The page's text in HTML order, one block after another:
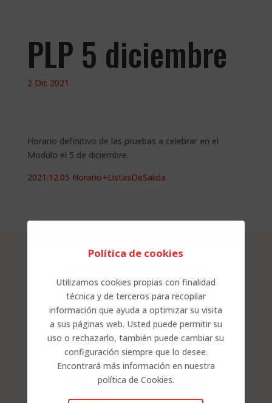
PLP 5 diciembre
2 Dic 2021
Horario definitivo de las pruebas a celebrar en el
Modulo el 5 de diciembre.
2021.12.05 Horario+ListasDeSalida
Política de cookies
Utilizamos cookies propias con finalidad
técnica y de terceros para recopilar
información que ayuda a optimizar su visita
a sus páginas web. Usted puede permitir su
uso o rechazarlo, también puede cambiar su
configuración siempre que lo desee.
Encontrará más información en nuestra
política de Cookies.